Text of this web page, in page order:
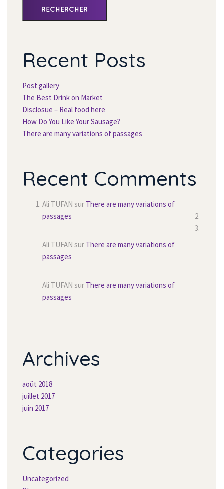
RECHERCHER
Recent Post
Post gallery
The Best Drink on Market
Disclosue – Real food here
How Do You Like Your Sausage?
There are many variations of passage
Recent Comment
Ali TUFAN sur There are many variations of
passage
Ali TUFAN sur There are many variations of
passage
Ali TUFAN sur There are many variations of
passage
Archive
août 2018
juillet 2017
juin 2017
Categorie
Uncategorized